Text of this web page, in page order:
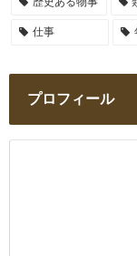
仕事
プロフィール